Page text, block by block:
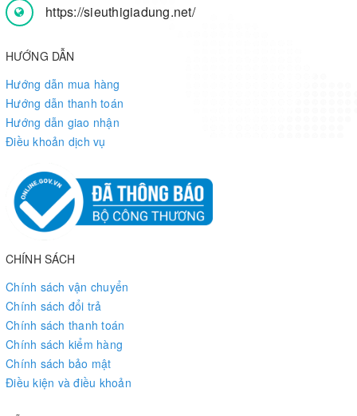
https://sieuthigiadung.net/
HƯỚNG DẪN
Hướng dẫn mua hàng
Hướng dẫn thanh toán
Hướng dẫn giao nhận
Điều khoản dịch vụ
CHÍNH SÁCH
Chính sách vận chuyển
Chính sách đổi trả
Chính sách thanh toán
Chính sách kiểm hàng
Chính sách bảo mật
Điều kiện và điều khoản